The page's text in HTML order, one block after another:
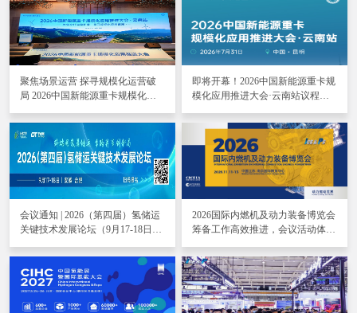
聚焦场景运营 探寻规模化运营破
局 2026中国新能源重卡规模化应
即将开幕！2026中国新能源重卡规
模化应用推进大会·云南站议程大
会议通知 | 2026（第四届）氢储运
关键技术发展论坛（9月17-18日，
2026国际内燃机及动力装备博览会
筹备工作高效推进，会议活动体系